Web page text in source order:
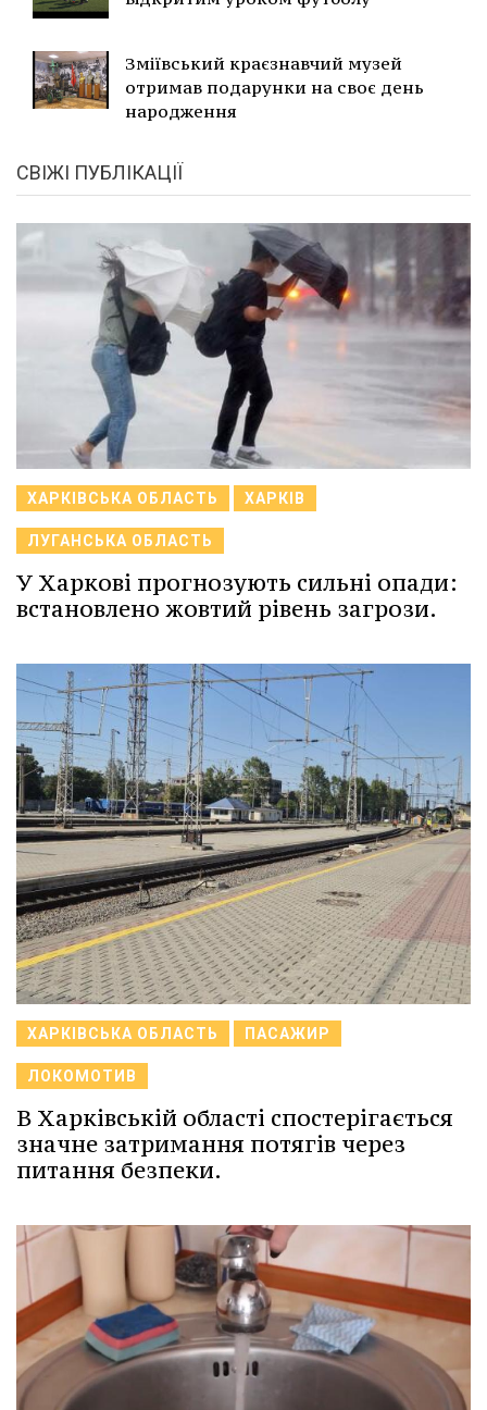
Зміївський краєзнавчий музей
отримав подарунки на своє день
народження
СВІЖІ ПУБЛІКАЦІЇ
ХАРКІВСЬКА ОБЛАСТЬ ХАРКІВ
ЛУГАНСЬКА ОБЛАСТЬ
У Харкові прогнозують сильні опади:
встановлено жовтий рівень загрози.
ХАРКІВСЬКА ОБЛАСТЬ ПАСАЖИР
ЛОКОМОТИВ
В Харківській області спостерігається
значне затримання потягів через
питання безпеки.